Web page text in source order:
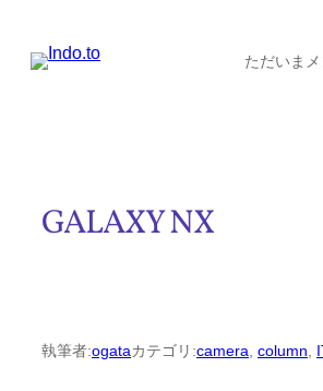
ただいま
GALAXY NX
執筆者:ogataカテゴリ:camera column